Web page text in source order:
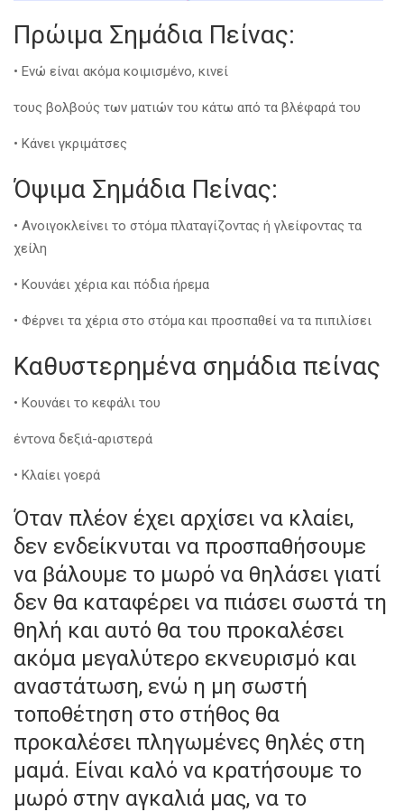
Πρώιμα Σημάδια Πείνας:
• Ενώ είναι ακόμα κοιμισμένο, κινεί
τους βολβούς των ματιών του κάτω από τα βλέφαρά του
• Κάνει γκριμάτσες
Όψιμα Σημάδια Πείνας:
• Ανοιγοκλείνει το στόμα πλαταγίζοντας ή γλείφοντας τα
χείλη
• Κουνάει χέρια και πόδια ήρεμα
• Φέρνει τα χέρια στο στόμα και προσπαθεί να τα πιπιλίσει
Καθυστερημένα σημάδια πείνας
• Κουνάει το κεφάλι του
έντονα δεξιά-αριστερά
• Κλαίει γοερά
Όταν πλέον έχει αρχίσει να κλαίει,
δεν ενδείκνυται να προσπαθήσουμε
να βάλουμε το μωρό να θηλάσει γιατί
δεν θα καταφέρει να πιάσει σωστά τη
θηλή και αυτό θα του προκαλέσει
ακόμα μεγαλύτερο εκνευρισμό και
αναστάτωση, ενώ η μη σωστή
τοποθέτηση στο στήθος θα
προκαλέσει πληγωμένες θηλές στη
μαμά. Είναι καλό να κρατήσουμε το
μωρό στην αγκαλιά μας, να το